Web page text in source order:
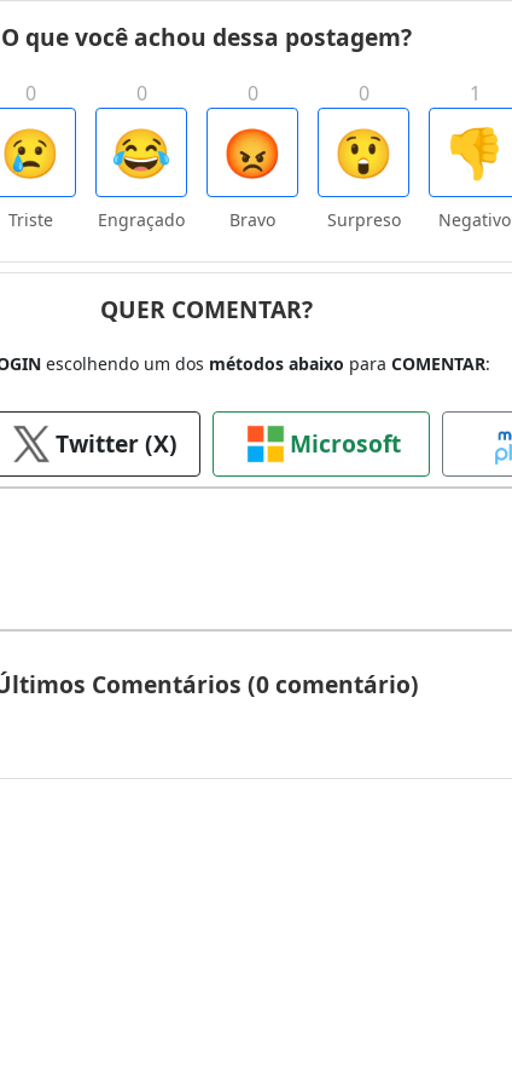
O que você achou dessa postagem?
0
😢
Triste
0
😂
Engraçado
0
😡
Bravo
0
😲
Surpreso
1
👎
Negativo
QUER COMENTAR?
escolhendo um dos métodos abaixo para COMENTAR:
Twitter (X) Microsoft
Comentários (0 comentário)